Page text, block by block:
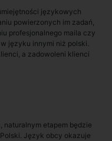
językowych
powierzonych im zadań,
profesjonalnego maila czy
języku innymi niż polski.
a zadowoleni klienci
naturalnym etapem będzie
Język obcy okazuje